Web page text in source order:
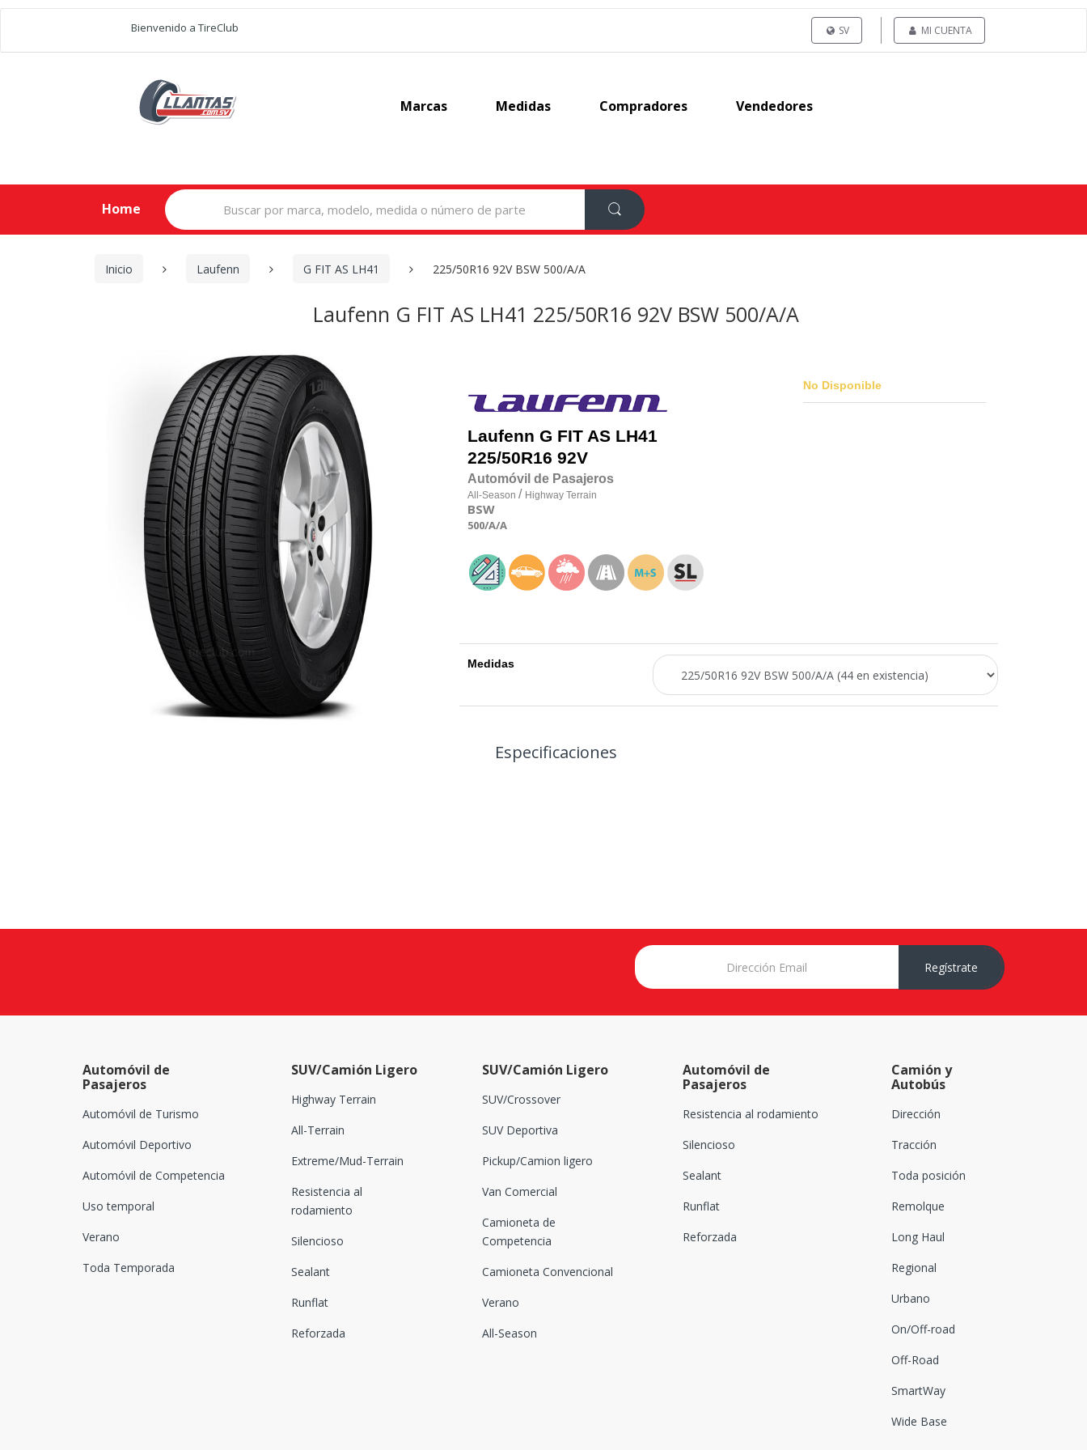
Bienvenido a TireClub SV MI CUENTA
Marcas Medidas Compradores Vendedores
Home
Search
for:
Inicio Laufenn G FIT AS LH41 225/50R16 92V BSW 500/A/A
Laufenn G FIT AS LH41 225/50R16 92V BSW 500/A/A
Laufenn G FIT AS LH41
225/50R16 92V
Automóvil de Pasajeros
All-Season / Highway Terrain
BSW
500/A/A
No Disponible
Medidas
Especificaciones
Regístrate
Automóvil de
Pasajeros
Automóvil de Turismo
Automóvil Deportivo
Automóvil de Competencia
Uso temporal
Verano
Toda Temporada
SUV/Camión Ligero
Highway Terrain
All-Terrain
Extreme/Mud-Terrain
Resistencia al
rodamiento
Silencioso
Sealant
Runflat
Reforzada
SUV/Camión Ligero
SUV/Crossover
SUV Deportiva
Pickup/Camion ligero
Van Comercial
Camioneta de
Competencia
Camioneta Convencional
Verano
All-Season
Automóvil de
Pasajeros
Resistencia al rodamiento
Silencioso
Sealant
Runflat
Reforzada
Camión y
Autobús
Dirección
Tracción
Toda posición
Remolque
Long Haul
Regional
Urbano
On/Off-road
Off-Road
SmartWay
Wide Base